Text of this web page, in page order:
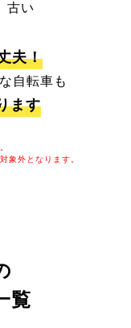
古い
夫！
自転車も
ます
象外となります。
覧